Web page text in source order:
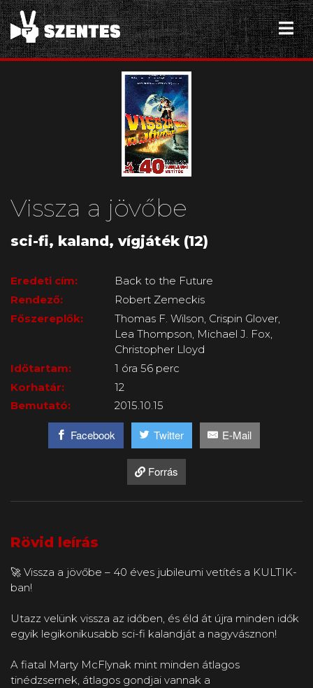
Vissza a jövőbe
sci-fi, kaland, vígjáték (12)
Eredeti cím:
Back to the Future
Rendező:
Robert Zemeckis
Főszereplők:
Thomas F. Wilson, Crispin Glover,
Lea Thompson, Michael J. Fox,
Christopher Lloyd
Időtartam:
1 óra 56 perc
Korhatár:
12
Bemutató:
2015.10.15
Facebook Twitter E-Mail
Forrás
Rövid leírás
🚀 Vissza a jövőbe – 40 éves jubileumi vetítés a KULTIK-
ban!
Utazz velünk vissza az időben, és éld át újra minden idők
egyik legikonikusabb sci-fi kalandját a nagyvásznon!
A fiatal Marty McFlynak mint minden átlagos
tinédzsernek, átlagos gondjai vannak a